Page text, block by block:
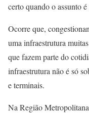
certo quando o assunto
Ocorre que,
uma infraestrutura
que fazem parte do
infraestrutura não é só
e terminais.
Na Região